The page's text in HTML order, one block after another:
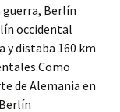
guerra, Berlín
occidental
y distaba 160 km
de Alemania en